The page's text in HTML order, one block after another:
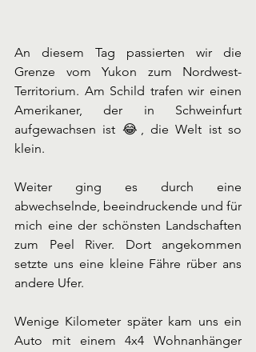
An diesem Tag passierten wir die
Grenze vom Yukon zum Nordwest-
Territorium. Am Schild trafen wir einen
Amerikaner, der in Schweinfurt
aufgewachsen ist 😂, die Welt ist so
klein.
Weiter ging es durch eine
abwechselnde, beeindruckende und für
mich eine der schönsten Landschaften
zum Peel River. Dort angekommen
setzte uns eine kleine Fähre rüber ans
andere Ufer.
Wenige Kilometer später kam uns ein
Auto mit einem 4x4 Wohnanhänger